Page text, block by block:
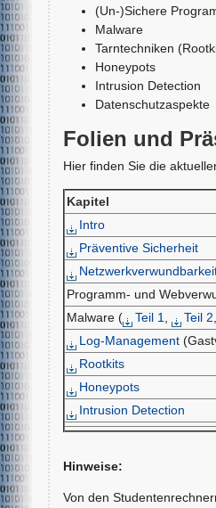
(Un-)Sichere
Malware
Tarntechniken
Honeypots
Intrusion Detection
Datenschutzaspekte
Folien und
Hier finden Sie die
Kapitel
Intro
Präventive Sicherheit
Programm- und
Malware (
Teil 1 Teil 2
Log-Management
Rootkits
Honeypots
Intrusion Detection
Hinweise:
Von den